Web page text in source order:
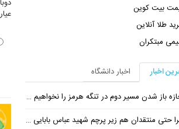
بیت کوین
طلا آنلاین
مبتکران
اخبار
اخبار دانشگاه
باز شدن مسیر دوم در تنگه هرمز را نخواهیم داد
حتی منتقدان هم زیر پرچم شهید عباس بابایی ایستادند؟